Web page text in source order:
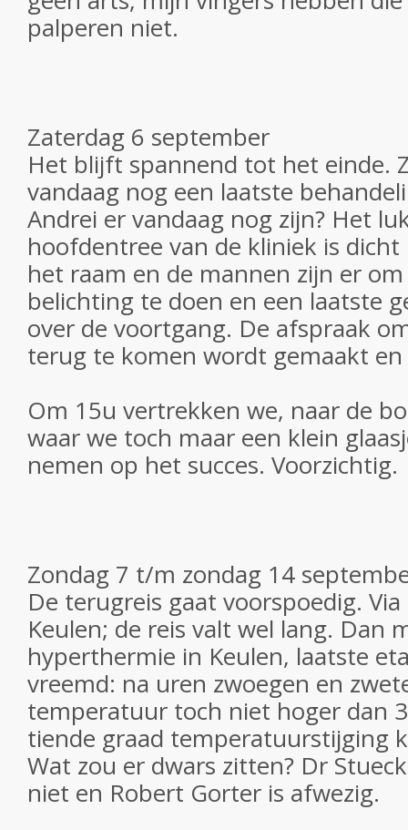
palperen niet.
Zaterdag 6 september
Het blijft spannend tot het einde.
vandaag nog een laatste
Andrei er vandaag nog zijn? Het
hoofdentree van de kliniek is
het raam en de mannen zijn er
belichting te doen en een laatste
over de voortgang. De afspraak
terug te komen wordt gemaakt en
Om 15u vertrekken we, naar de
waar we toch maar een klein
nemen op het succes. Voorzichtig.
Zondag 7 t/m zondag 14
De terugreis gaat voorspoedig.
Keulen; de reis valt wel lang. Dan
hyperthermie in Keulen, laatste
vreemd: na uren zwoegen en
temperatuur toch niet hoger dan
tiende graad temperatuurstijging
Wat zou er dwars zitten? Dr
niet en Robert Gorter is afwezig.